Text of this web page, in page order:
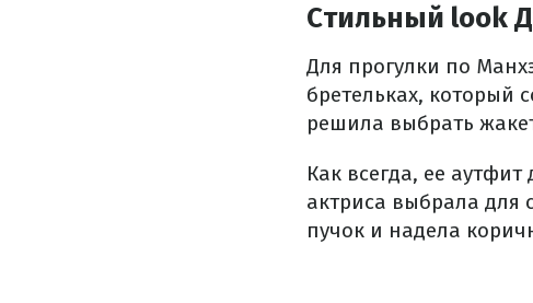
Стильный look
Для прогулки по
бретельках,
решила выбрать
Как всегда, ее
актриса выбрала для
пучок и надела